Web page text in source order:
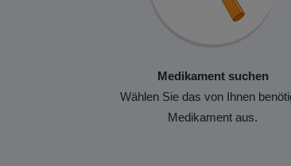
Medikament suchen
Wählen Sie das von Ihnen
Medikament aus.